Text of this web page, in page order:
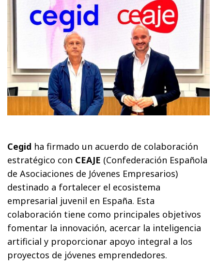
Cegid ha firmado un acuerdo de colaboración
estratégico con CEAJE (Confederación Española
de Asociaciones de Jóvenes Empresarios)
destinado a fortalecer el ecosistema
empresarial juvenil en España. Esta
colaboración tiene como principales objetivos
fomentar la innovación, acercar la inteligencia
artificial y proporcionar apoyo integral a los
proyectos de jóvenes emprendedores.